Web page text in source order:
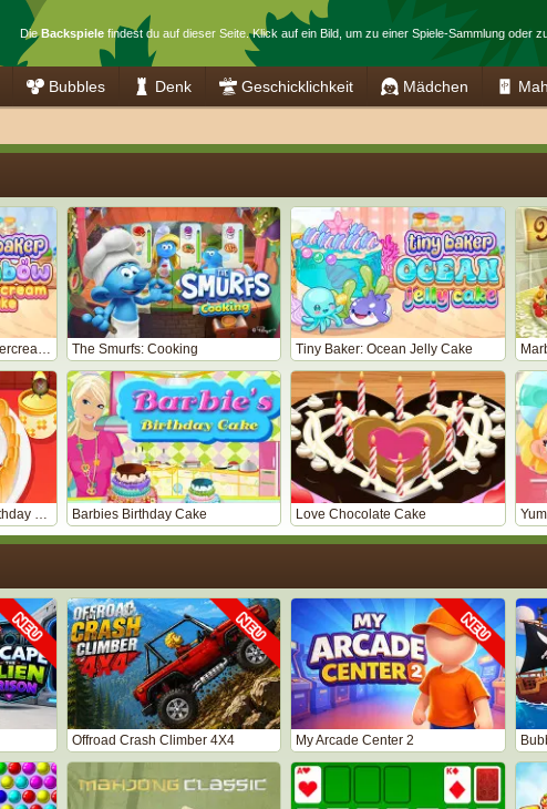
DieBackspiele findest du auf dieser Seite. Klick auf ein Bild, um zu einer Spiele-Sammlung oder
Bubbles Denk Geschicklichkeit Mädchen
Tiny Baker: Rainbow Buttercream Cake The Smurfs: Cooking Tiny Baker: Ocean Jelly Cake
Barbies Birthday Cake Love Chocolate Cake
Offroad Crash Climber 4X4 My Arcade Center 2